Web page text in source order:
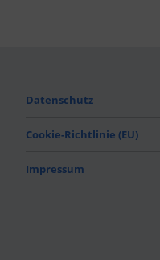
Datenschutz
Cookie-Richtlinie (EU)
Impressum